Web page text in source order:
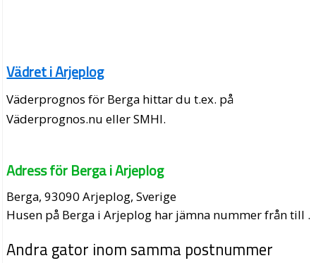
Vädret i Arjeplog
Väderprognos för Berga hittar du t.ex. på
Väderprognos.nu eller SMHI.
Adress för Berga i Arjeplog
Berga, 93090 Arjeplog, Sverige
Husen på Berga i Arjeplog har jämna nummer från till .
Andra gator inom samma postnummer